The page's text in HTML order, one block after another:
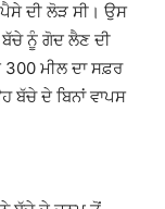
ਦੀ ਲੋੜ ਸੀ। ਉਸ
ਬੱਚੇ ਨੂੰ ਗੋਦ ਲੈਣ ਦੀ
ਮੀਲ ਦਾ ਸਫ਼ਰ
ਬੱਚੇ ਦੇ ਬਿਨਾਂ ਵਾਪਸ